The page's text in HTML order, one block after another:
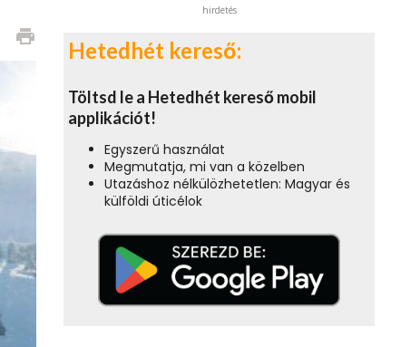
print
hirdetés
Hetedhét kereső:
Töltsd le a Hetedhét kereső mobil
applikációt!
Egyszerű használat
Megmutatja, mi van a közelben
Utazáshoz nélkülözhetetlen: Magyar és
külföldi úticélok